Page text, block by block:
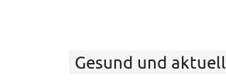
Gesund und aktuell